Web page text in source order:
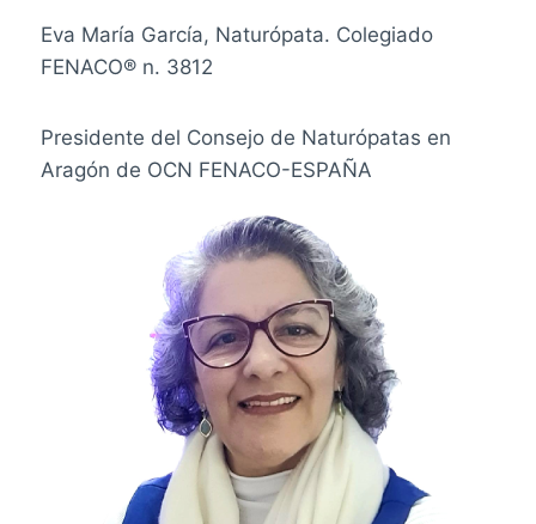
Eva María García, Naturópata. Colegiado
FENACO® n. 3812
Presidente del Consejo de Naturópatas en
Aragón de OCN FENACO-ESPAÑA